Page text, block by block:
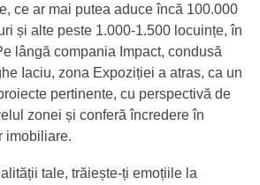
ce ar mai putea aduce încă 100.000
și alte peste 1.000-1.500 locuințe, în
lângă compania Impact, condusă
Iaciu, zona Expoziției a atras, ca un
pertinente, cu perspectivă de
zonei și conferă încredere în
imobiliare.
tale, trăiește-ți emoțiile la